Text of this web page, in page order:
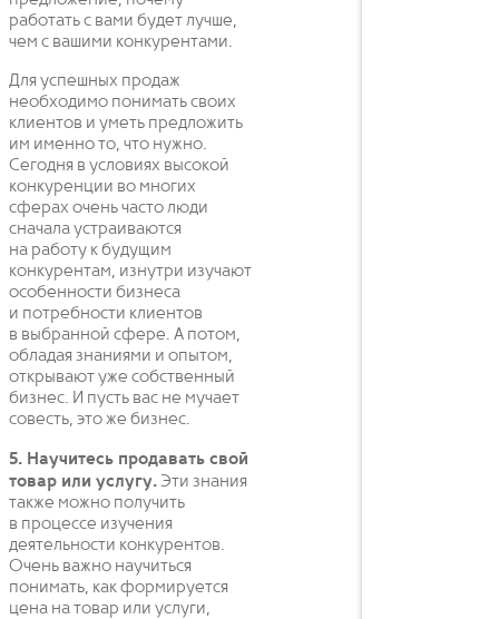
работать с вами будет лучше,
чем с вашими конкурентами.
Для успешных продаж
необходимо понимать своих
клиентов и уметь предложить
им именно то, что нужно.
Сегодня в условиях высокой
конкуренции во многих
сферах очень часто люди
сначала устраиваются
на работу к будущим
конкурентам, изнутри изучают
особенности бизнеса
и потребности клиентов
в выбранной сфере. А потом,
обладая знаниями и опытом,
открывают уже собственный
бизнес. И пусть вас не мучает
совесть, это же бизнес.
5. Научитесь продавать свой
товар или услугу.Эти знания
также можно получить
в процессе изучения
деятельности конкурентов.
Очень важно научиться
понимать, как формируется
цена на товар или услуги,